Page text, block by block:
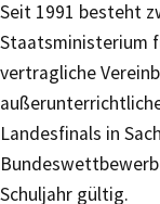
Seit 1991 besteht
Staatsministerium
vertragliche
Landesfinals in
Schuljahr gültig.